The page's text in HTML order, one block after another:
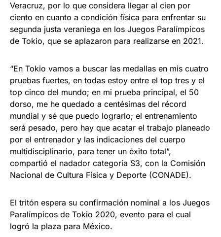
Veracruz, por lo que considera llegar al cien por
ciento en cuanto a condición física para enfrentar su
segunda justa veraniega en los Juegos Paralímpicos
de Tokio, que se aplazaron para realizarse en 2021.
“En Tokio vamos a buscar las medallas en mis cuatro
pruebas fuertes, en todas estoy entre el top tres y el
top cinco del mundo; en mi prueba principal, el 50
dorso, me he quedado a centésimas del récord
mundial y sé que puedo lograrlo; el entrenamiento
será pesado, pero hay que acatar el trabajo planeado
por el entrenador y las indicaciones del cuerpo
multidisciplinario, para tener un éxito total”,
compartió el nadador categoría S3, con la Comisión
Nacional de Cultura Física y Deporte (CONADE).
El tritón espera su confirmación nominal a los Juegos
Paralímpicos de Tokio 2020, evento para el cual
logró la plaza para México.